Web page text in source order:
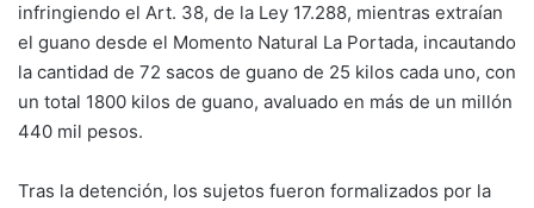
infringiendo el Art. 38, de la Ley 17.288, mientras extraían
el guano desde el Momento Natural La Portada, incautando
la cantidad de 72 sacos de guano de 25 kilos cada uno, con
un total 1800 kilos de guano, avaluado en más de un millón
440 mil pesos.
Tras la detención, los sujetos fueron formalizados por la